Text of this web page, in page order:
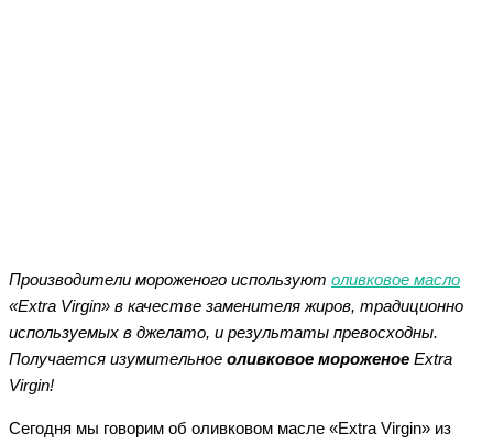
Производители мороженого используют оливковое масло
«Extra Virgin» в качестве заменителя жиров, традиционно
используемых в джелато, и результаты превосходны.
Получается изумительное оливковое мороженое Extra
Virgin!
Сегодня мы говорим об оливковом масле «Extra Virgin» из